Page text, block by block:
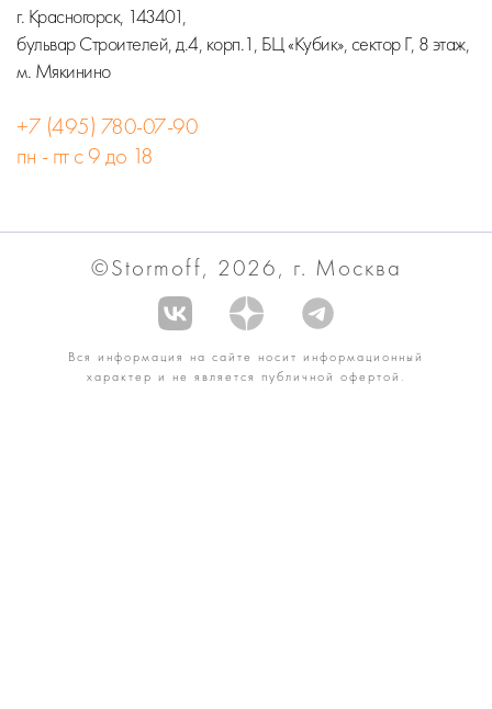
г. Красногорск, 143401,
бульвар Строителей, д.4, корп.1, БЦ «Кубик», сектор Г, 8 этаж,
м. Мякинино
+7 (495) 780-07-90
пн - пт с 9 до 18
©Stormoff, 2026, г. Москва
Вся информация на сайте носит информационный
характер и не является публичной офертой.